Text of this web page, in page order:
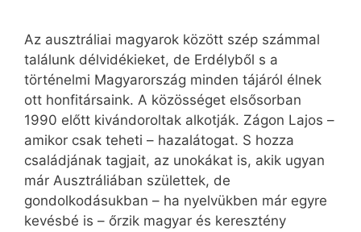
Az ausztráliai magyarok között szép számmal
találunk délvidékieket, de Erdélyből s a
történelmi Magyarország minden tájáról élnek
ott honfitársaink. A közösséget elsősorban
1990 előtt kivándoroltak alkotják. Zágon Lajos –
amikor csak teheti – hazalátogat. S hozza
családjának tagjait, az unokákat is, akik ugyan
már Ausztráliában születtek, de
gondolkodásukban – ha nyelvükben már egyre
kevésbé is – őrzik magyar és keresztény